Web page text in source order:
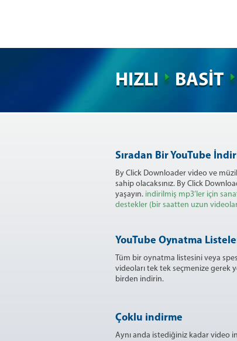
HIZLI BASİT
Sıradan Bir YouTube
By Click Downloader video ve
sahip olacaksınız. By Click
yaşayın. indirilmiş mp3’ler için
destekler (bir saatten uzun
YouTube Oynatma
Tüm bir oynatma listesini veya
videoları tek tek seçmenize gerek
birden indirin.
Çoklu indirme
Aynı anda istediğiniz kadar video